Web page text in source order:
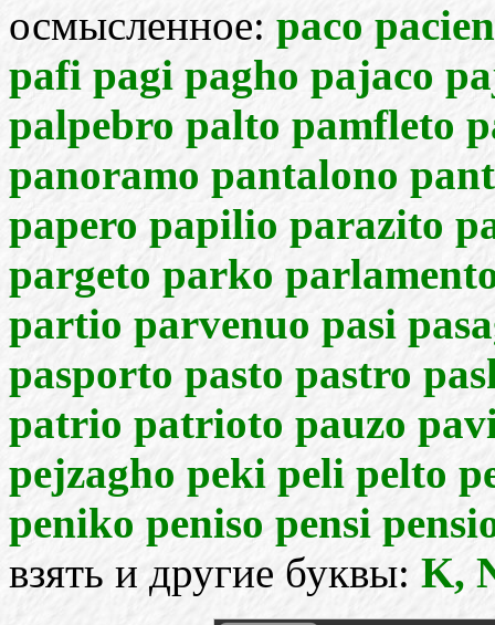
осмысленное: paco
pafi pagi pagho pajaco
palpebro palto pamfleto
panoramo pantalono
papero papilio parazito
pargeto parko
partio parvenuo pasi
pasporto pasto pastro
patrio patrioto pauzo
pejzagho peki peli pelto
peniko peniso pensi
взять и другие буквы: K,